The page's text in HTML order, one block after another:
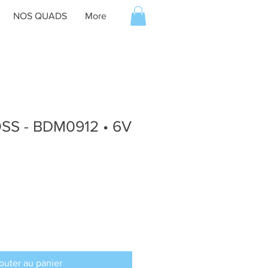
NOS QUADS More
- BDM0912 • 6V
au panier